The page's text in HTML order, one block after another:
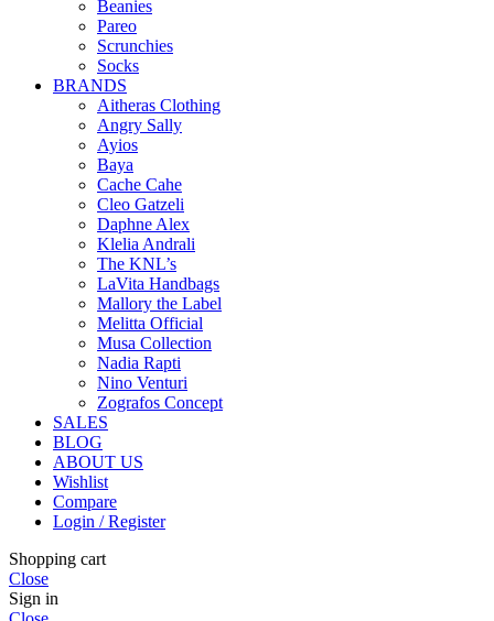
Beanies
Pareo
Scrunchies
Socks
BRANDS
Aitheras Clothing
Angry Sally
Ayios
Baya
Cache Cahe
Cleo Gatzeli
Daphne Alex
Klelia Andrali
The KNL’s
LaVita Handbags
Mallory the Label
Melitta Official
Musa Collection
Nadia Rapti
Nino Venturi
Zografos Concept
SALES
BLOG
ABOUT US
Wishlist
Compare
Login / Register
Shopping cart
Close
Sign in